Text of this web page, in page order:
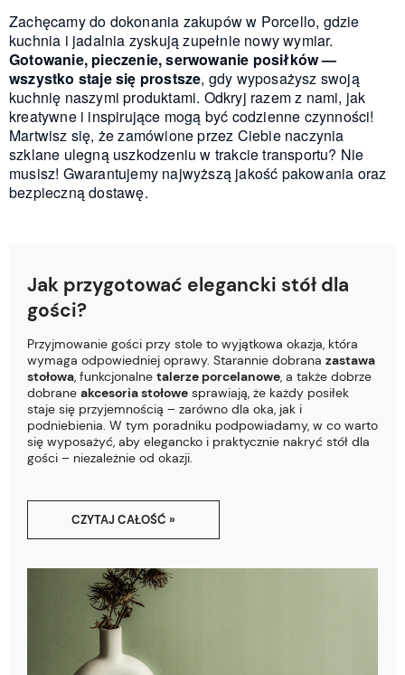
Zachęcamy do dokonania zakupów w Porcello, gdzie
kuchnia i jadalnia zyskują zupełnie nowy wymiar.
Gotowanie, pieczenie, serwowanie posiłków —
wszystko staje się prostsze, gdy wyposażysz swoją
kuchnię naszymi produktami. Odkryj razem z nami, jak
kreatywne i inspirujące mogą być codzienne czynności!
Martwisz się, że zamówione przez Ciebie naczynia
szklane ulegną uszkodzeniu w trakcie transportu? Nie
musisz! Gwarantujemy najwyższą jakość pakowania oraz
bezpieczną dostawę.
Jak przygotować elegancki stół dla
gości?
CZYTAJ CAŁOŚĆ »
Przyjmowanie gości przy stole to wyjątkowa okazja, która
wymaga odpowiedniej oprawy. Starannie dobrana zastawa
stołowa, funkcjonalne talerze porcelanowe, a także dobrze
dobrane akcesoria stołowe sprawiają, że każdy posiłek
staje się przyjemnością – zarówno dla oka, jak i
podniebienia. W tym poradniku podpowiadamy, w co warto
się wyposażyć, aby elegancko i praktycznie nakryć stół dla
gości – niezależnie od okazji.